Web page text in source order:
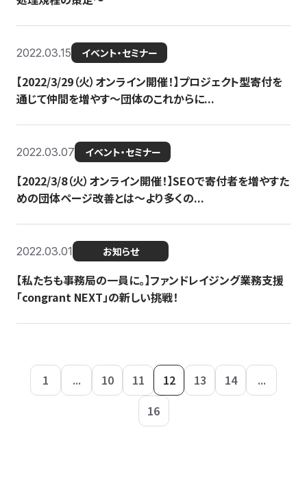
2022.03.15 イベント・セミナー
【2022/3/29（火）オンライン開催！】プロジェクト型寄付を
通じて仲間を増やす～団体のこれからに...
2022.03.07 イベント・セミナー
【2022/3/8（火）オンライン開催！】SEOで寄付者を増やすた
めの団体ページ改善とは～より多くの...
2022.03.01 お知らせ
【私たちも事務局の一員に。】ファンドレイジング業務支援
「congrant NEXT」の新しい挑戦！
1 ... 10 11 12 13 14
...
16